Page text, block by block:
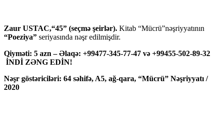
Zaur USTAC,“45” (seçmə şeirlər). Kitab “Mücrü”nəşriyyatının
“Poeziya” seriyasında nəşr edilmişdir.
Qiyməti: 5 azn – Əlaqə: +99477-345-77-47 və +99455-502-89-32
İNDİ ZƏNG EDİN!
Nəşr göstəriciləri: 64 səhifə, A5, ağ-qara, “Mücrü” Nəşriyyatı /
2020